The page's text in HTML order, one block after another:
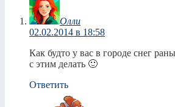
Олли
02.02.2014 в 18:58
Как будто у вас в городе снег
с этим делать 🙂
Ответить